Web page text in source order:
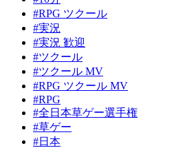
#RPG ツクール
#実況
#実況 歓迎
#ツクール
#ツクール MV
#RPG ツクール MV
#RPG
#全日本草ゲー選手権
#草ゲー
#日本